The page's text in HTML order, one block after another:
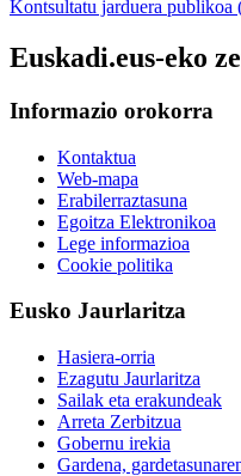
Kontsultatu jarduera publikoa
Euskadi.eus-eko
Informazio orokorra
Kontaktua
Web-mapa
Erabilerraztasuna
Egoitza Elektronikoa
Lege informazioa
Cookie politika
Eusko Jaurlaritza
Hasiera-orria
Ezagutu Jaurlaritza
Sailak eta erakundeak
Arreta Zerbitzua
Gobernu irekia
Gardena,